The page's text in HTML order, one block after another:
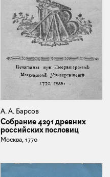
А. А. Барсов
Собрание 4291 древних
российских пословиц
Москва, 1770